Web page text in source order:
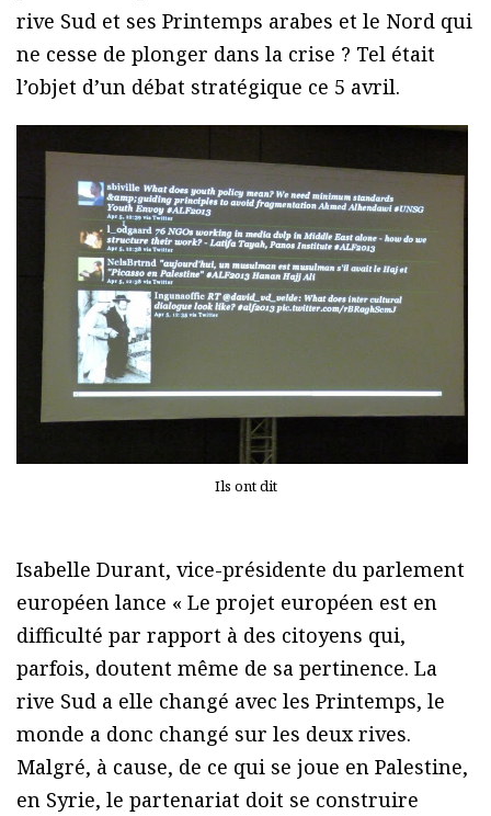
rive Sud et ses Printemps arabes et le Nord qui
ne cesse de plonger dans la crise ? Tel était
l’objet d’un débat stratégique ce 5 avril.
Ils ont dit
Isabelle Durant, vice-présidente du parlement
européen lance « Le projet européen est en
difficulté par rapport à des citoyens qui,
parfois, doutent même de sa pertinence. La
rive Sud a elle changé avec les Printemps, le
monde a donc changé sur les deux rives.
Malgré, à cause, de ce qui se joue en Palestine,
en Syrie, le partenariat doit se construire